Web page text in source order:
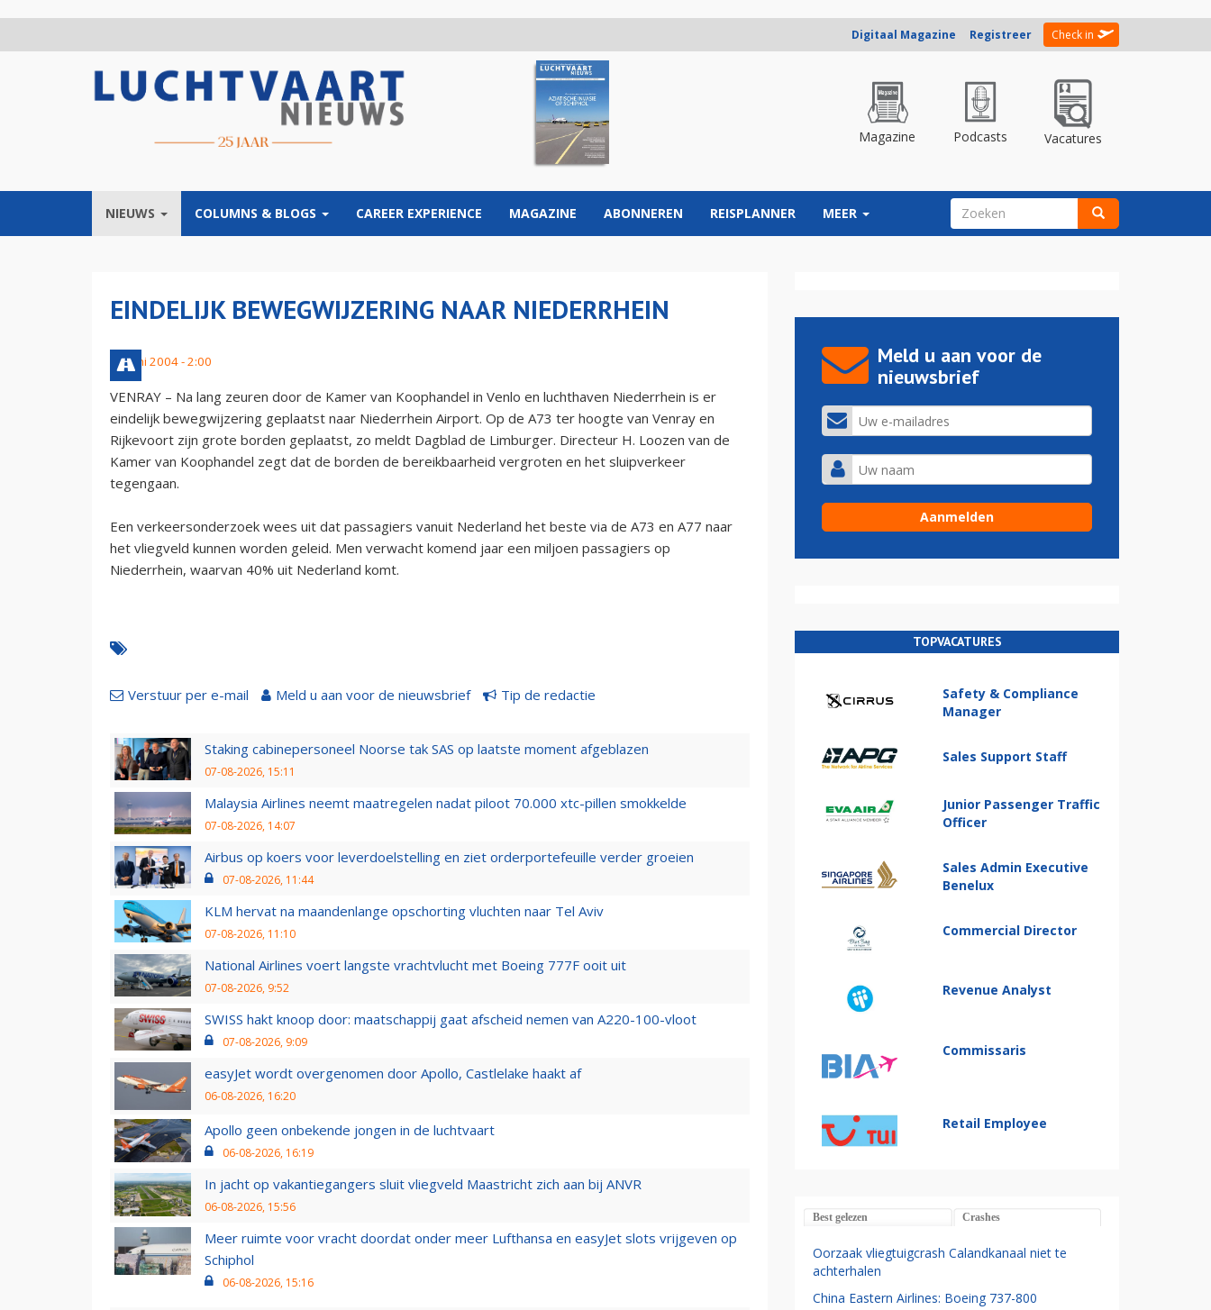
Digitaal Magazine Registreer Check in
Magazine Podcasts Vacatures
NIEUWS COLUMNS & BLOGS CAREER EXPERIENCE MAGAZINE ABONNEREN REISPLANNER MEER ZOEKVELD
EINDELIJK BEWEGWIJZERING NAAR NIEDERRHEIN
27 juni 2004 - 2:00
VENRAY – Na lang zeuren door de Kamer van Koophandel in Venlo en luchthaven Niederrhein is er
eindelijk bewegwijzering geplaatst naar Niederrhein Airport. Op de A73 ter hoogte van Venray en
Rijkevoort zijn grote borden geplaatst, zo meldt Dagblad de Limburger. Directeur H. Loozen van de
Kamer van Koophandel zegt dat de borden de bereikbaarheid vergroten en het sluipverkeer
tegengaan.
Een verkeersonderzoek wees uit dat passagiers vanuit Nederland het beste via de A73 en A77 naar
het vliegveld kunnen worden geleid. Men verwacht komend jaar een miljoen passagiers op
Niederrhein, waarvan 40% uit Nederland komt.
Verstuur per e-mail Meld u aan voor de nieuwsbrief Tip de redactie
Staking cabinepersoneel Noorse tak SAS op laatste moment afgeblazen
07-08-2026, 15:11
Malaysia Airlines neemt maatregelen nadat piloot 70.000 xtc-pillen smokkelde
07-08-2026, 14:07
Airbus op koers voor leverdoelstelling en ziet orderportefeuille verder groeien
07-08-2026, 11:44
KLM hervat na maandenlange opschorting vluchten naar Tel Aviv
07-08-2026, 11:10
National Airlines voert langste vrachtvlucht met Boeing 777F ooit uit
07-08-2026, 9:52
SWISS hakt knoop door: maatschappij gaat afscheid nemen van A220-100-vloot
07-08-2026, 9:09
easyJet wordt overgenomen door Apollo, Castlelake haakt af
06-08-2026, 16:20
Apollo geen onbekende jongen in de luchtvaart
06-08-2026, 16:19
In jacht op vakantiegangers sluit vliegveld Maastricht zich aan bij ANVR
06-08-2026, 15:56
Meer ruimte voor vracht doordat onder meer Lufthansa en easyJet slots vrijgeven op
Schiphol
06-08-2026, 15:16
Meld u aan voor de
nieuwsbrief
TOPVACATURES
Safety & Compliance
Manager
Sales Support Staff
Junior Passenger Traffic
Officer
Sales Admin Executive
Benelux
Commercial Director
Revenue Analyst
Commissaris
Retail Employee
Best gelezen Crashes
Oorzaak vliegtuigcrash Calandkanaal niet te
achterhalen
China Eastern Airlines: Boeing 737-800